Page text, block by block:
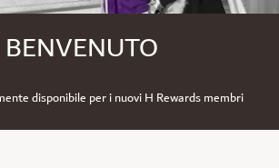
disponibile per i nuovi H Rewards membri